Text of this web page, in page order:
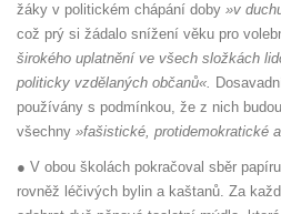
žáky v politickém chápání doby »v
což prý si žádalo snížení věku pro
širokého uplatnění ve všech složkách
politicky vzdělaných občanů«.
používány s podmínkou, že z nich
všechny »fašistické, protidemokratické
● V obou školách pokračoval sběr
rovněž léčivých bylin a kaštanů. Za